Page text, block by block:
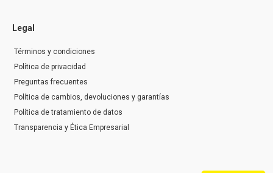
Legal
Términos y condiciones
Política de privacidad
Preguntas frecuentes
Política de cambios, devoluciones y garantías
Política de tratamiento de datos
Transparencia y Ética Empresarial